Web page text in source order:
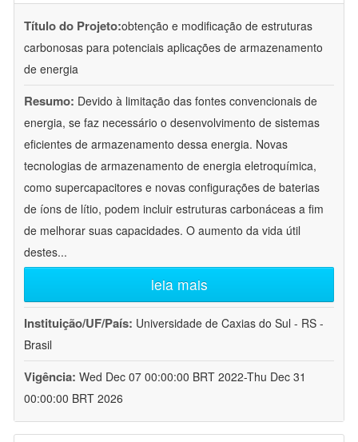
Título do Projeto:obtenção e modificação de estruturas
carbonosas para potenciais aplicações de armazenamento
de energia
Resumo: Devido à limitação das fontes convencionais de
energia, se faz necessário o desenvolvimento de sistemas
eficientes de armazenamento dessa energia. Novas
tecnologias de armazenamento de energia eletroquímica,
como supercapacitores e novas configurações de baterias
de íons de lítio, podem incluir estruturas carbonáceas a fim
de melhorar suas capacidades. O aumento da vida útil
destes...
leia mais
Instituição/UF/País: Universidade de Caxias do Sul - RS -
Brasil
Vigência: Wed Dec 07 00:00:00 BRT 2022-Thu Dec 31
00:00:00 BRT 2026